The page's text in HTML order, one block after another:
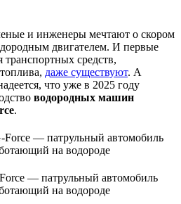
и инженеры мечтают о скором
двигателем. И первые
средств,
даже существуют. А
что уже в 2025 году
водородных машин
.
— патрульный автомобиль
на водороде